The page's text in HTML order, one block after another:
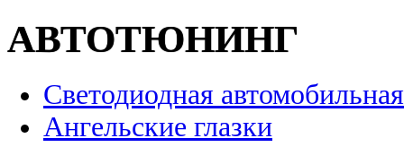
АВТОТЮНИНГ
Светодиодная
Ангельские глазки